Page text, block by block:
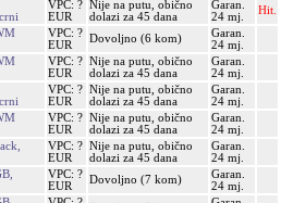
VPC: ?
EUR
Nije na putu, obično
dolazi za 45 dana
Garan.
24 mj.
Hit.
VPC: ?
EUR
Dovoljno (6 kom)
Garan.
24 mj.
VPC: ?
EUR
Nije na putu, obično
dolazi za 45 dana
Garan.
24 mj.
VPC: ?
EUR
Nije na putu, obično
dolazi za 45 dana
Garan.
24 mj.
VPC: ?
EUR
Nije na putu, obično
dolazi za 45 dana
Garan.
24 mj.
VPC: ?
EUR
Nije na putu, obično
dolazi za 45 dana
Garan.
24 mj.
VPC: ?
EUR
Dovoljno (7 kom)
Garan.
24 mj.